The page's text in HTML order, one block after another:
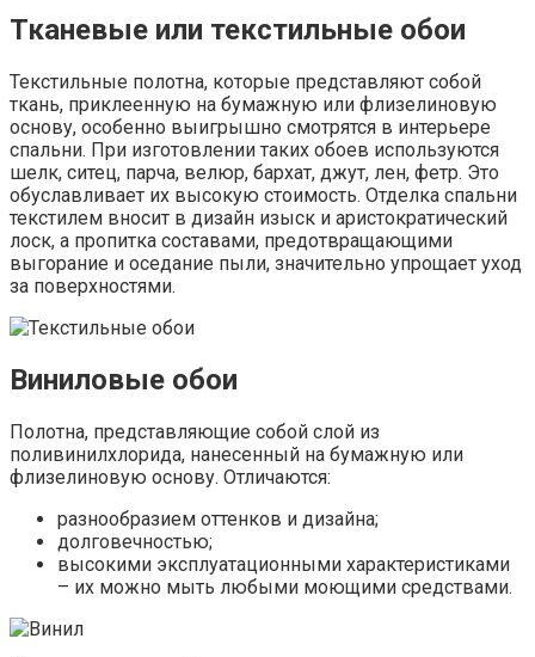
Тканевые или текстильные обои
Текстильные полотна, которые представляют собой
ткань, приклеенную на бумажную или флизелиновую
основу, особенно выигрышно смотрятся в интерьере
спальни. При изготовлении таких обоев используются
шелк, ситец, парча, велюр, бархат, джут, лен, фетр. Это
обуславливает их высокую стоимость. Отделка спальни
текстилем вносит в дизайн изыск и аристократический
лоск, а пропитка составами, предотвращающими
выгорание и оседание пыли, значительно упрощает уход
за поверхностями.
Виниловые обои
Полотна, представляющие собой слой из
поливинилхлорида, нанесенный на бумажную или
флизелиновую основу. Отличаются:
разнообразием оттенков и дизайна;
долговечностью;
высокими эксплуатационными характеристиками
– их можно мыть любыми моющими средствами.